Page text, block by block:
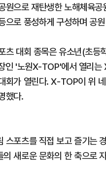
원으로 재탄생한 노해체
으로 풍성하게 구성하며 공
츠 대회 종목은 유소년(초
인 '노원X-TOP'에서 열리는
회가 열린다. X-TOP이 위
했다.
스포츠를 직접 보고 즐기는
의 새로운 문화의 한 축으로